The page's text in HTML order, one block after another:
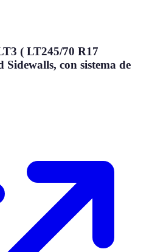
( LT245/70 R17
con sistema de